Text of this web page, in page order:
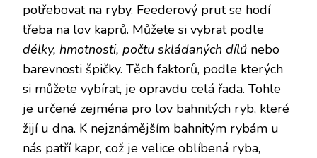
potřebovat na ryby. Feederový prut se hodí
třeba na lov kaprů. Můžete si vybrat podle
délky, hmotnosti, počtu skládaných dílů nebo
barevnosti špičky. Těch faktorů, podle kterých
si můžete vybírat, je opravdu celá řada. Tohle
je určené zejména pro lov bahnitých ryb, které
žijí u dna. K nejznámějším bahnitým rybám u
nás patří kapr, což je velice oblíbená ryba,